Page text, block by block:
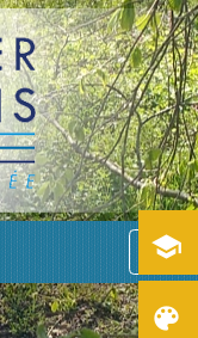
menu
school
color_lens